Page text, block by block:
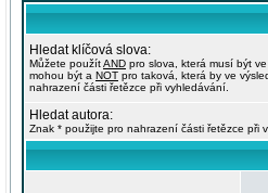
Hledat klíčová slova:
Můžete použítAND pro slova, která musí být ve
mohou být a NOT pro taková, která by ve
nahrazení části řetězce při vyhledávání.
Hledat autora:
Znak * použijte pro nahrazení části řetězce při